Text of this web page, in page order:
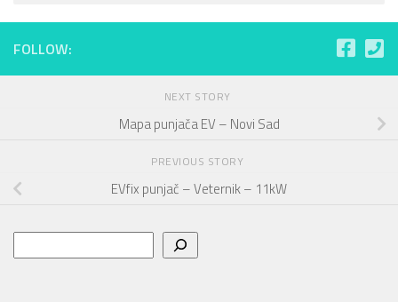
FOLLOW:
NEXT STORY
Mapa punjača EV – Novi Sad
PREVIOUS STORY
EVfix punjač – Veternik – 11kW